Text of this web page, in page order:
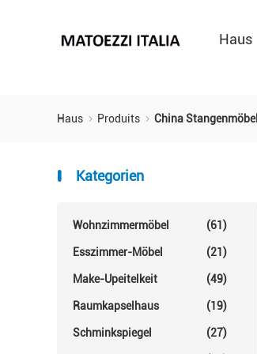
Haus
Haus Produits China Stangenmöbel
Kategorien
Wohnzimmermöbel (61)
Esszimmer-Möbel (21)
Make-Upeitelkeit (49)
Raumkapselhaus (19)
Schminkspiegel (27)